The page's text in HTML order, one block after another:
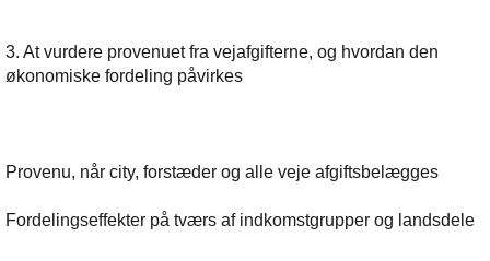
3. At vurdere provenuet fra vejafgifterne, og hvordan den
økonomiske fordeling påvirkes
Provenu, når city, forstæder og alle veje afgiftsbelægges
Fordelingseffekter på tværs af indkomstgrupper og landsdele